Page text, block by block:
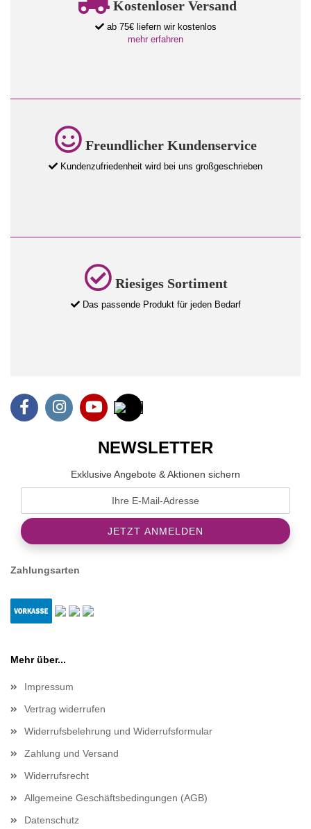
Kostenloser Versand
ab 75€ liefern wir kostenlos
mehr erfahren
Freundlicher Kundenservice
Kundenzufriedenheit wird bei uns großgeschrieben
Riesiges Sortiment
Das passende Produkt für jeden Bedarf
NEWSLETTER
Exklusive Angebote & Aktionen sichern
Zahlungsarten
Mehr über...
Impressum
Vertrag widerrufen
Widerrufsbelehrung und Widerrufsformular
Zahlung und Versand
Widerrufsrecht
Allgemeine Geschäftsbedingungen (AGB)
Datenschutz